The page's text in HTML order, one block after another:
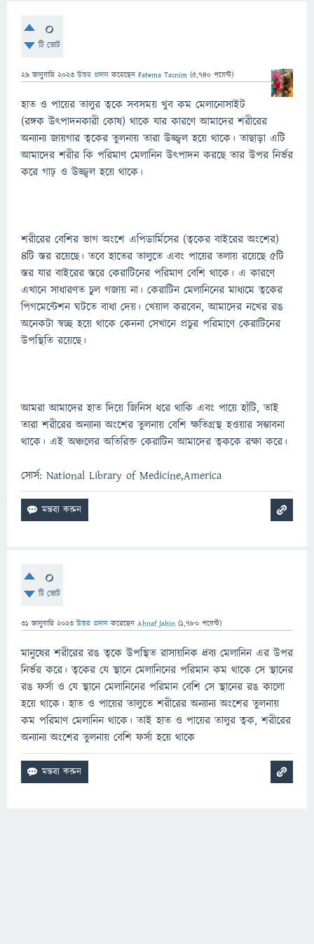
0
টি ভোট
29 জানুয়ারি 2023 উত্তর প্রদান করেছেন Fatema Tasnim (5,740 পয়েন্ট)
হাত ও পায়ের তালুর ত্বকে সবসময় খুব কম মেলানোসাইট
(রঙ্গক উত্পাদনকারী কোষ) থাকে যার কারণে আমাদের শরীরের
অন্যান্য জায়গার ত্বকের তুলনায় তারা উজ্জ্বল হয়ে থাকে। তাছাড়া এটি
আমাদের শরীর কি পরিমাণ মেলানিন উৎপাদন করছে তার উপর নির্ভর
করে গাঢ় ও উজ্জ্বল হয়ে থাকে।
শরীরের বেশির ভাগ অংশে এপিডার্মিসের (ত্বকের বাইরের অংশের)
৪টি স্তর রয়েছে। তবে হাতের তালুতে এবং পায়ের তলায় রয়েছে ৫টি
স্তর যার বাইরের স্তরে কেরাটিনের পরিমাণ বেশি থাকে। এ কারণে
এখানে সাধারণত চুল গজায় না। কেরাটিন মেলানিনের মাধ্যমে ত্বকের
পিগমেন্টেশন ঘটতে বাধা দেয়। খেয়াল করবেন, আমাদের নখের রঙ
অনেকটা স্বচ্ছ হয়ে থাকে কেননা সেখানে প্রচুর পরিমাণে কেরাটিনের
উপস্থিতি রয়েছে।
আমরা আমাদের হাত দিয়ে জিনিস ধরে থাকি এবং পায়ে হাঁটি, তাই
তারা শরীরের অন্যান্য অংশের তুলনায় বেশি ক্ষতিগ্রস্থ হওয়ার সম্ভাবনা
থাকে। এই অঞ্চলের অতিরিক্ত কেরাটিন আমাদের ত্বককে রক্ষা করে।
সোর্স: National Library of Medicine,America
0
টি ভোট
31 জানুয়ারি 2023 উত্তর প্রদান করেছেন Ahnaf Jahin (1,780 পয়েন্ট)
মানুষের শরীরের রঙ ত্বকে উপস্থিত রাসায়নিক দ্রব্য মেলানিন এর উপর
নির্ভর করে। ত্বকের যে স্থানে মেলানিনের পরিমান কম থাকে সে স্থানের
রঙ ফর্সা ও যে স্থানে মেলানিনের পরিমান বেশি সে স্থানের রঙ কালো
হয়ে থাকে। হাত ও পায়ের তালুতে শরীরের অন্যান্য অংশের তুলনায়
কম পরিমাণ মেলানিন থাকে। তাই হাত ও পায়ের তালুর ত্বক, শরীরের
অন্যান্য অংশের তুলনায় বেশি ফর্সা হয়ে থাকে